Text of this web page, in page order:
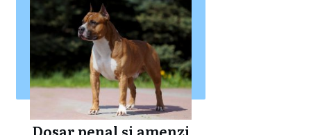
Dosar penal și amenzi